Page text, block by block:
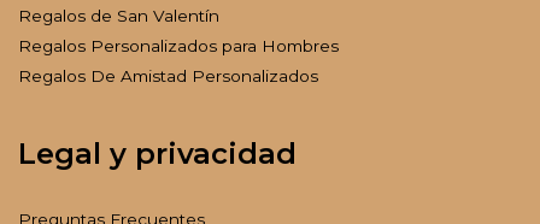
Regalos de San Valentín
Regalos Personalizados para Hombres
Regalos De Amistad Personalizados
Legal y privacidad
Preguntas Frecuentes